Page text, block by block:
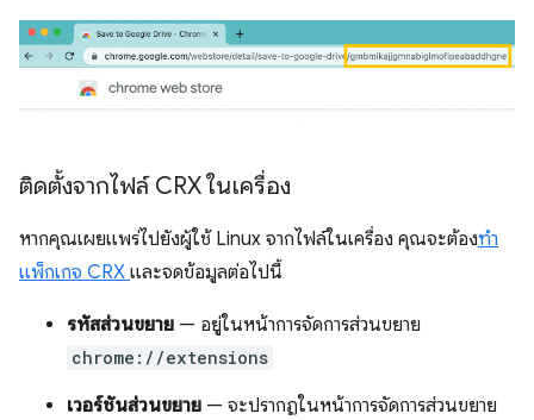
ติดตั้งจากไฟล์ CRX ในเครื่อง
หากคุณเผยแพร่ไปยังผู้ใช้ Linux จากไฟล์ในเครื่อง คุณจะต้องทำ
แพ็กเกจ CRX และจดข้อมูลต่อไปนี้
รหัสส่วนขยาย — อยู่ในหน้าการจัดการส่วนขยาย
chrome://extensions
เวอร์ชันส่วนขยาย — จะปรากฏในหน้าการจัดการส่วนขยาย